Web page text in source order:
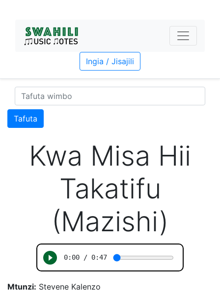
Ingia / Jisajili
Tafuta
Kwa Misa Hii
Takatifu
(Mazishi)
Mtunzi: Stevene Kalenzo